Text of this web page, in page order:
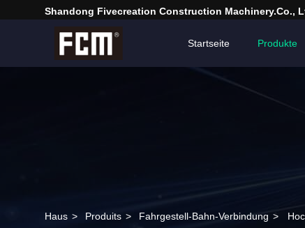
Shandong Fivecreation Construction Machinery.Co.,
Startseite Produkte
Haus > Produits > Fahrgestell-Bahn-Verbindung >